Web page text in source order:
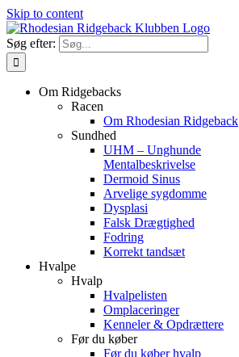
Skip to content
Søg efter:
Om Ridgebacks
Racen
Om Rhodesian Ridgeback
Sundhed
UHM – Unghunde
Mentalbeskrivelse
Dermoid Sinus
Arvelige sygdomme
Dysplasi
Falsk Drægtighed
Fodring
Korrekt tandsæt
Hvalpe
Hvalp
Hvalpelisten
Omplaceringer
Kenneler & Opdrættere
Før du køber
Før du køber hvalp